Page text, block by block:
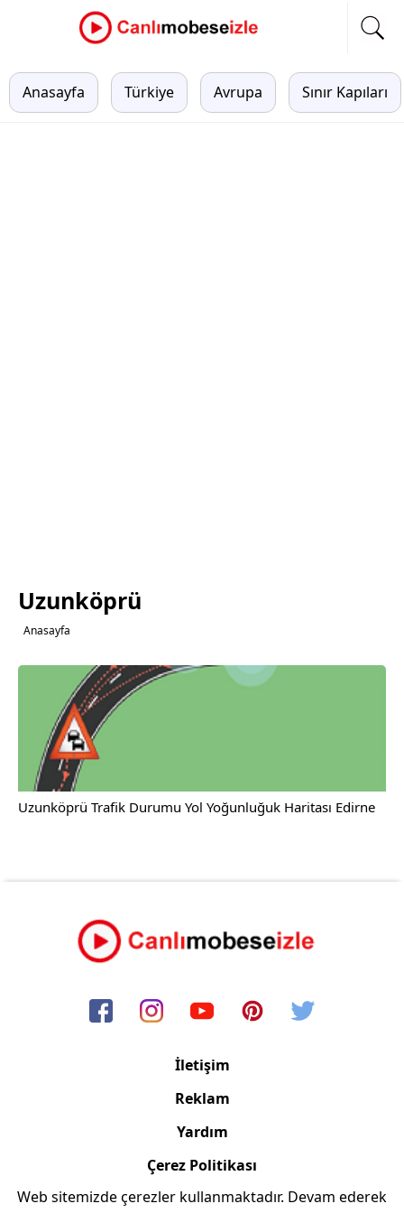
Anasayfa Türkiye Avrupa Sınır Kapıları
Uzunköprü
Anasayfa
Uzunköprü Trafik Durumu Yol Yoğunluğuk Haritası Edirne
İletişim
Reklam
Yardım
Çerez Politikası
Web sitemizde çerezler kullanmaktadır. Devam ederek